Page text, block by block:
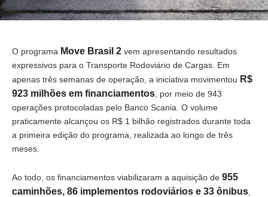
O programa Move Brasil 2 vem apresentando resultados
expressivos para o Transporte Rodoviário de Cargas. Em
apenas três semanas de operação, a iniciativa movimentou R$
923 milhões em financiamentos , por meio de 943
operações protocoladas pelo Banco Scania. O volume
praticamente alcançou os R$ 1 bilhão registrados durante toda
a primeira edição do programa, realizada ao longo de três
meses.
Ao todo, os financiamentos viabilizaram a aquisição de 955
caminhões, 86 implementos rodoviários e 33 ônibus